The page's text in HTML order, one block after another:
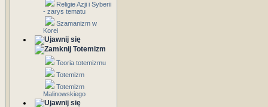
Religie Azji i Syberii
- zarys tematu
Szamanizm w
Korei
Totemizm
Teoria totemizmu
Totemizm
Totemizm
Malinowskiego